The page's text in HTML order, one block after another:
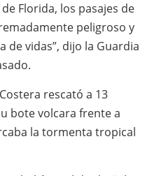
Florida, los pasajes de
peligroso y
de vidas”, dijo la Guardia
rescató a 13
bote volcara frente a
la tormenta tropical